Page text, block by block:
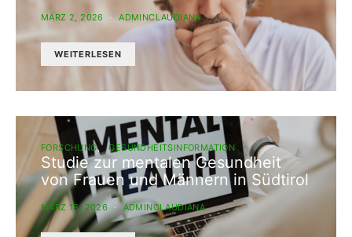
MÄRZ 2, 2026 ADMINCLAUDIANA
WEITERLESEN
FORSCHUNG GESUNDHEITSINFORMATION
Studie zur mentalen Gesundheit
von Frauen und Männern in Südtirol
MÄRZ 18, 2026 ADMINCLAUDIANA